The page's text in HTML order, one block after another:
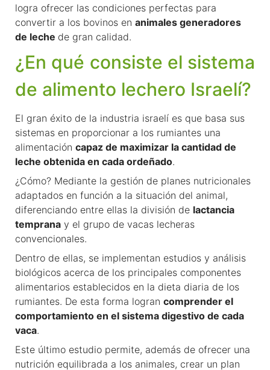
logra ofrecer las condiciones perfectas para
convertir a los bovinos en animales generadores
de leche de gran calidad.
¿En qué consiste el sistema
de alimento lechero Israelí?
El gran éxito de la industria israelí es que basa sus
sistemas en proporcionar a los rumiantes una
alimentación capaz de maximizar la cantidad de
leche obtenida en cada ordeñado.
¿Cómo? Mediante la gestión de planes nutricionales
adaptados en función a la situación del animal,
diferenciando entre ellas la división de lactancia
temprana y el grupo de vacas lecheras
convencionales.
Dentro de ellas, se implementan estudios y análisis
biológicos acerca de los principales componentes
alimentarios establecidos en la dieta diaria de los
rumiantes. De esta forma logran comprender el
comportamiento en el sistema digestivo de cada
vaca.
Este último estudio permite, además de ofrecer una
nutrición equilibrada a los animales, crear un plan